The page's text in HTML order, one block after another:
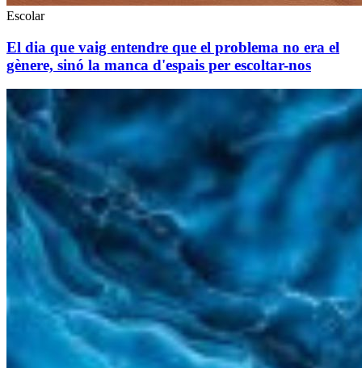
Escolar
El dia que vaig entendre que el problema no era el
gènere, sinó la manca d'espais per escoltar-nos